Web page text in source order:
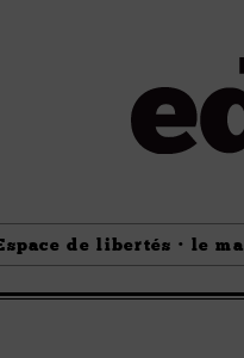
de libertés · le